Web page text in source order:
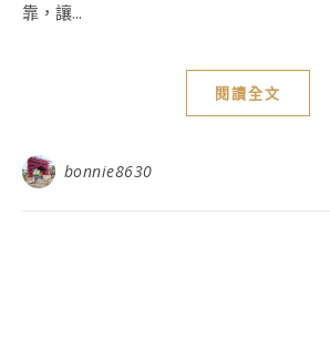
靠，讓...
閱讀全文
bonnie8630